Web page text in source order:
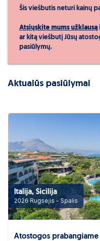
Šis viešbutis neturi kainų
Atsiųskite mums užklausą
ar kitą viešbutį Jūsų
pasiūlymų.
Aktualūs pasiūlymai
Italija, Sicilija
2026 Rugsėjis - Spalis
Atostogos